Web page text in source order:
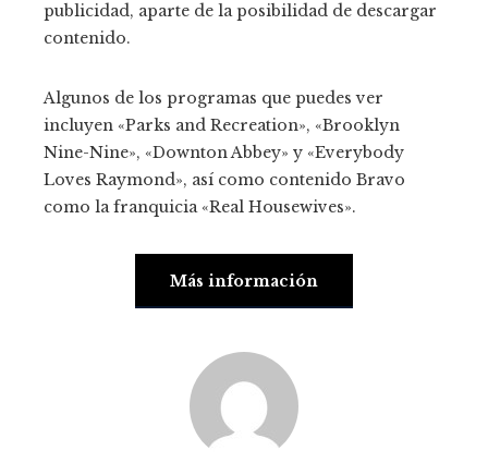
publicidad, aparte de la posibilidad de descargar
contenido.
Algunos de los programas que puedes ver
incluyen «Parks and Recreation», «Brooklyn
Nine-Nine», «Downton Abbey» y «Everybody
Loves Raymond», así como contenido Bravo
como la franquicia «Real Housewives».
Más información